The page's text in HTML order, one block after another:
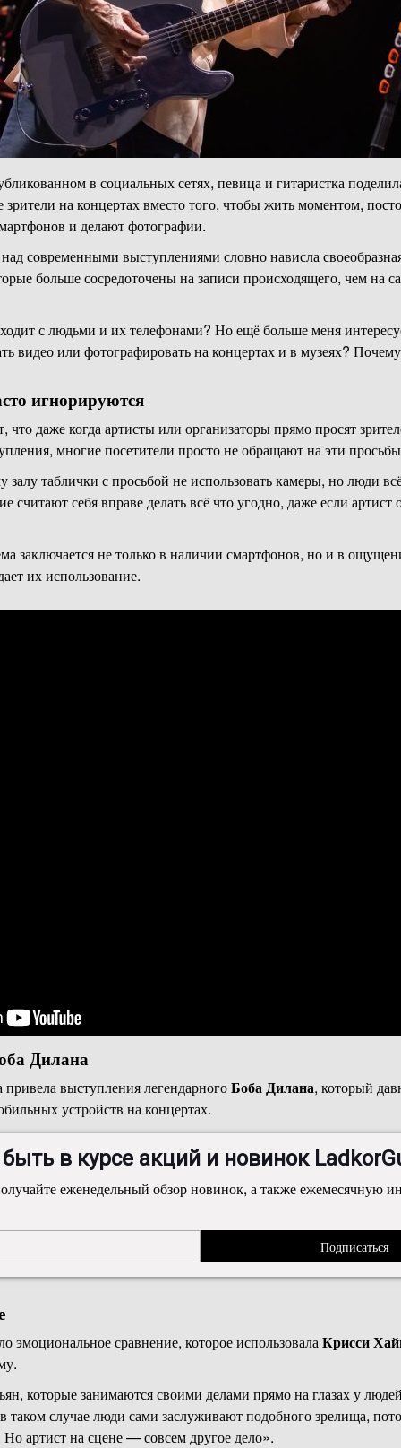
в социальных сетях, певица и гитаристка
зрители на концертах вместо того, чтобы жить моментом,
и делают фотографии.
современными выступлениями словно нависла
больше сосредоточены на записи происходящего, чем на
с людьми и их телефонами? Но ещё больше меня
видео или фотографировать на концертах и в музеях?
игнорируются
даже когда артисты или организаторы прямо просят
многие посетители просто не обращают на эти
таблички с просьбой не использовать камеры, но люди
считают себя вправе делать всё что угодно, даже если артист
заключается не только в наличии смартфонов, но и в
их использование.
Дилана
выступления легендарногоБоба Дилана, который
устройств на концертах.
помещаются в специальные запечатанные чехлы, которые
работают идеально.
с простой просьбой, публика должна её уважать.
телефоны. Это похоже на какое-то странное навязчивое
эмоциональное сравнение, которое использовалаКрисси
которые занимаются своими делами прямо на глазах у
таком случае люди сами заслуживают подобного зрелища,
артист на сцене — совсем другое дело».
в курсе акций и новинок
еженедельный обзор новинок, а также ежемесячную
Подписаться